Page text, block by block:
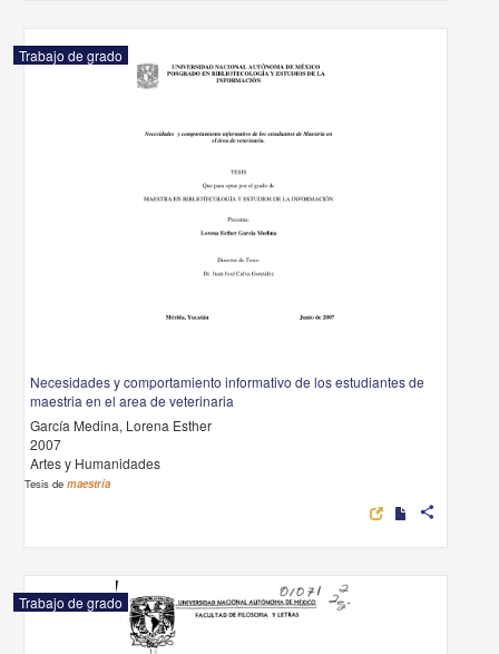
Trabajo de grado
Necesidades y comportamiento informativo de los estudiantes de
maestria en el area de veterinaria
García Medina, Lorena Esther
2007
Artes y Humanidades
Tesis demaestría
share
Trabajo de grado